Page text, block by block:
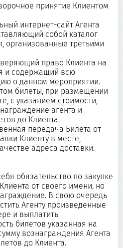
принятие Клиентом
интернет-сайт Агента
собой каталог
организованные третьими
право Клиента на
и содержащий всю
о данном мероприятии.
билеты, при размещении
с указанием стоимости,
агента и
до Клиента.
передача Билета от
Клиенту в месте,
адреса доставки.
обязательство по закупке
от своего имени, но
В свою очередь
Агенту произведенные
и выплатить
билетов указанная на
вознаграждения Агента
до Клиента.